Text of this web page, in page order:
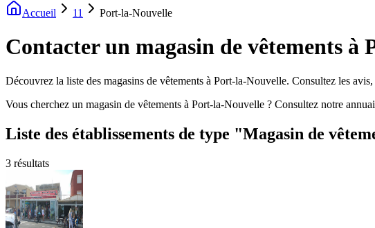
Accueil 11 Port-la-Nouvelle
Contacter un magasin de vêtements à
Découvrez la liste des magasins de vêtements à Port-la-Nouvelle. Consultez les
Vous cherchez un magasin de vêtements à Port-la-Nouvelle ? Consultez notre
Liste des établissements de type "Magasin de
3 résultats